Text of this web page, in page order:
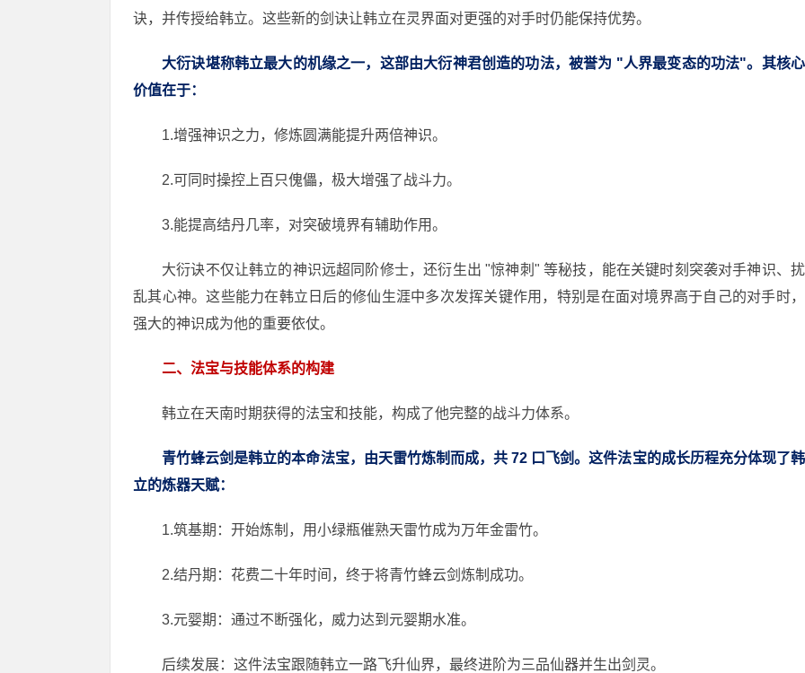
诀，并传授给韩立。这些新的剑诀让韩立在灵界面对更强的对手时仍能保持优势。
大衍诀堪称韩立最大的机缘之一，这部由大衍神君创造的功法，被誉为 "人界最变态的功法"。其核心
价值在于：
1.增强神识之力，修炼圆满能提升两倍神识。
2.可同时操控上百只傀儡，极大增强了战斗力。
3.能提高结丹几率，对突破境界有辅助作用。
大衍诀不仅让韩立的神识远超同阶修士，还衍生出 "惊神刺" 等秘技，能在关键时刻突袭对手神识、扰
乱其心神。这些能力在韩立日后的修仙生涯中多次发挥关键作用，特别是在面对境界高于自己的对手时，
强大的神识成为他的重要依仗。
二、法宝与技能体系的构建
韩立在天南时期获得的法宝和技能，构成了他完整的战斗力体系。
青竹蜂云剑是韩立的本命法宝，由天雷竹炼制而成，共 72 口飞剑。这件法宝的成长历程充分体现了韩
立的炼器天赋：
1.筑基期：开始炼制，用小绿瓶催熟天雷竹成为万年金雷竹。
2.结丹期：花费二十年时间，终于将青竹蜂云剑炼制成功。
3.元婴期：通过不断强化，威力达到元婴期水准。
后续发展：这件法宝跟随韩立一路飞升仙界，最终进阶为三品仙器并生出剑灵。